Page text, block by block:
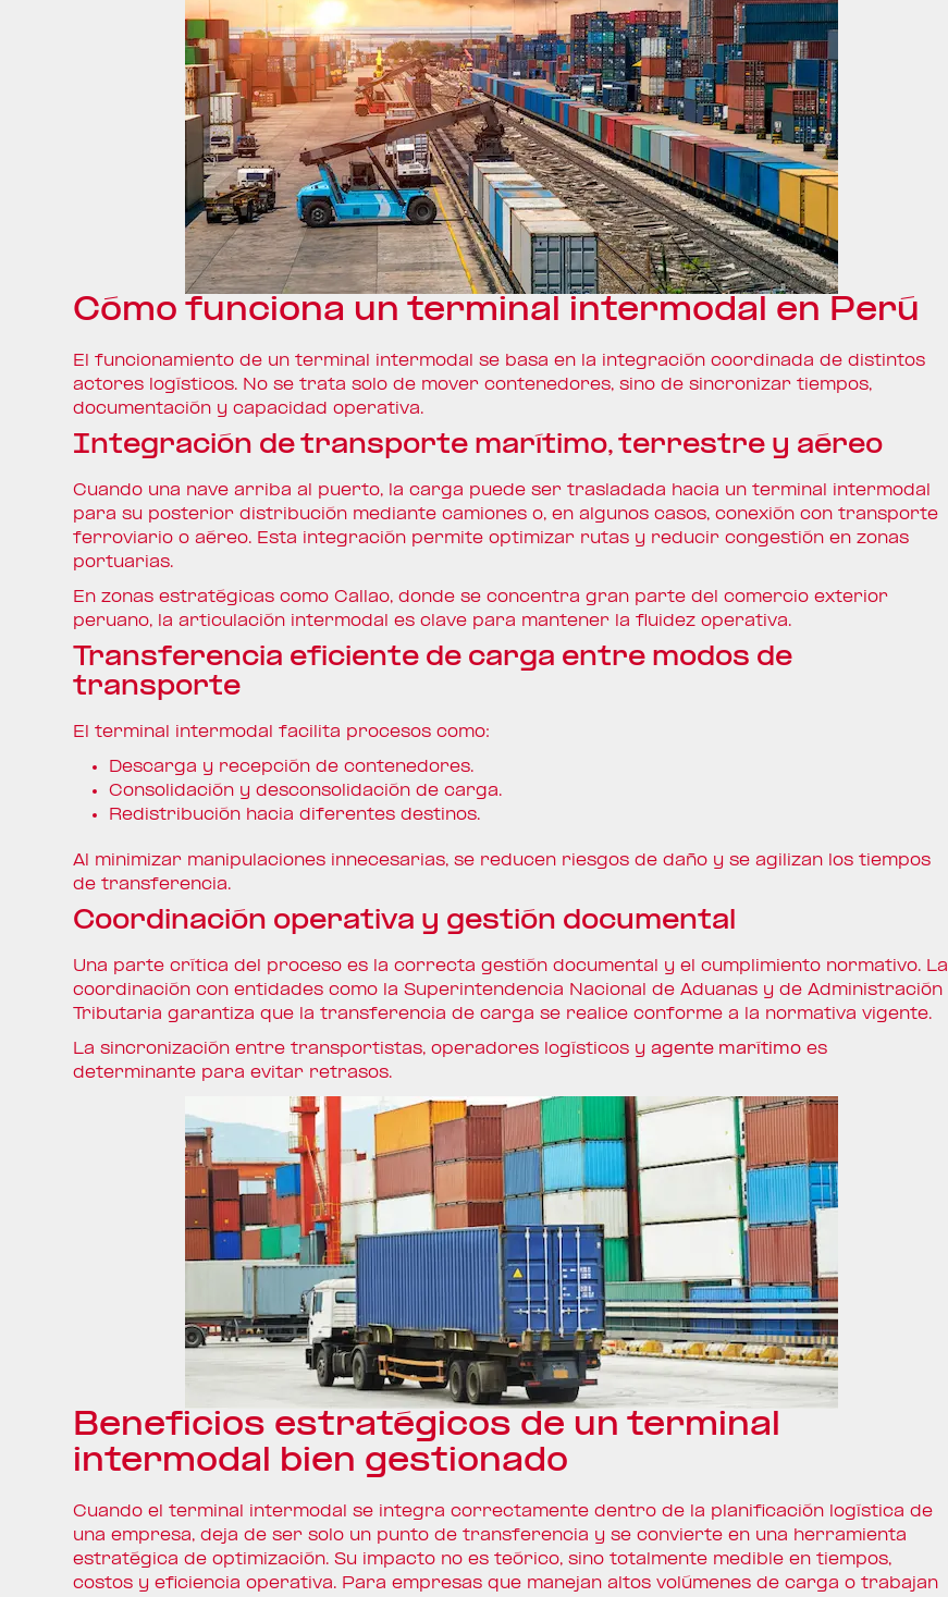
Cómo funciona un terminal intermodal en Perú
El funcionamiento de un terminal intermodal se basa en la integración coordinada de distintos
actores logísticos. No se trata solo de mover contenedores, sino de sincronizar tiempos,
documentación y capacidad operativa.
Integración de transporte marítimo, terrestre y aéreo
Cuando una nave arriba al puerto, la carga puede ser trasladada hacia un terminal intermodal
para su posterior distribución mediante camiones o, en algunos casos, conexión con transporte
ferroviario o aéreo. Esta integración permite optimizar rutas y reducir congestión en zonas
portuarias.
En zonas estratégicas como Callao, donde se concentra gran parte del comercio exterior
peruano, la articulación intermodal es clave para mantener la fluidez operativa.
Transferencia eficiente de carga entre modos de
transporte
El terminal intermodal facilita procesos como:
Descarga y recepción de contenedores.
Consolidación y desconsolidación de carga.
Redistribución hacia diferentes destinos.
Al minimizar manipulaciones innecesarias, se reducen riesgos de daño y se agilizan los tiempos
de transferencia.
Coordinación operativa y gestión documental
Una parte crítica del proceso es la correcta gestión documental y el cumplimiento normativo. La
coordinación con entidades como la Superintendencia Nacional de Aduanas y de Administración
Tributaria garantiza que la transferencia de carga se realice conforme a la normativa vigente.
La sincronización entre transportistas, operadores logísticos yagente marítimo es
determinante para evitar retrasos.
Beneficios estratégicos de un terminal
intermodal bien gestionado
Cuando el terminal intermodal se integra correctamente dentro de la planificación logística de
una empresa, deja de ser solo un punto de transferencia y se convierte en una herramienta
estratégica de optimización. Su impacto no es teórico, sino totalmente medible en tiempos,
costos y eficiencia operativa. Para empresas que manejan altos volúmenes de carga o trabajan